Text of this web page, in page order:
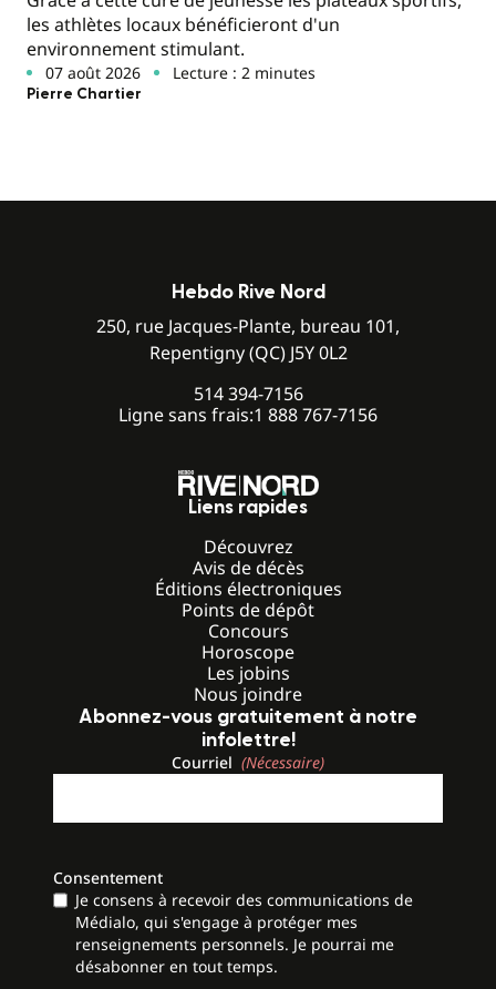
les athlètes locaux bénéficieront d'un
environnement stimulant.
07 août 2026 Lecture : 2 minutes
Pierre Chartier
Hebdo Rive Nord
250, rue Jacques-Plante, bureau 101,
Repentigny (QC) J5Y 0L2
514 394-7156
Ligne sans frais:1 888 767-7156
Liens rapides
Découvrez
Avis de décès
Éditions électroniques
Points de dépôt
Concours
Horoscope
Les jobins
Nous joindre
Abonnez-vous gratuitement à notre
infolettre!
Courriel (Nécessaire)
Consentement
Je consens à recevoir des communications de
Médialo, qui s'engage à protéger mes
renseignements personnels. Je pourrai me
désabonner en tout temps.